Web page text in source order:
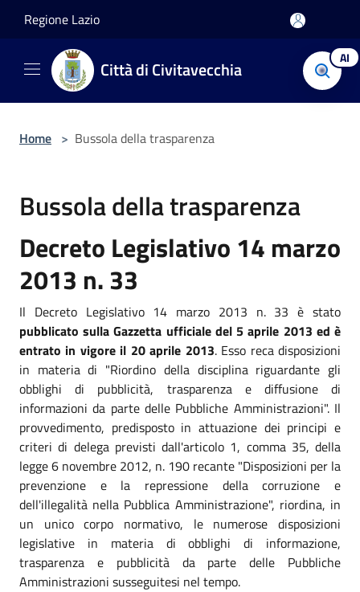
Regione Lazio
Città di Civitavecchia AI
Home > Bussola della trasparenza
Bussola della trasparenza
Decreto Legislativo 14 marzo
2013 n. 33
Il Decreto Legislativo 14 marzo 2013 n. 33 è stato
pubblicato sulla Gazzetta ufficiale del 5 aprile 2013 ed è
entrato in vigore il 20 aprile 2013. Esso reca disposizioni
in materia di "Riordino della disciplina riguardante gli
obblighi di pubblicità, trasparenza e diffusione di
informazioni da parte delle Pubbliche Amministrazioni". Il
provvedimento, predisposto in attuazione dei principi e
criteri di delega previsti dall'articolo 1, comma 35, della
legge 6 novembre 2012, n. 190 recante "Disposizioni per la
prevenzione e la repressione della corruzione e
dell'illegalità nella Pubblica Amministrazione", riordina, in
un unico corpo normativo, le numerose disposizioni
legislative in materia di obblighi di informazione,
trasparenza e pubblicità da parte delle Pubbliche
Amministrazioni susseguitesi nel tempo.